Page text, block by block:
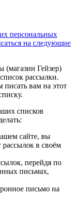
персональных
на следующие
(магазин Гейзер)
рассылки.
вам на этот
списков
сайте, вы
рассылок в своём
перейдя по
письмах,
письмо на